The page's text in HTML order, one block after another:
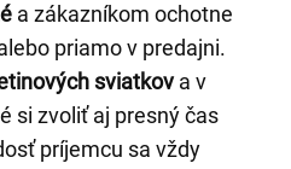
a zákazníkom ochotne
priamo v predajni.
sviatkova v
si zvoliť aj presný čas
príjemcu sa vždy